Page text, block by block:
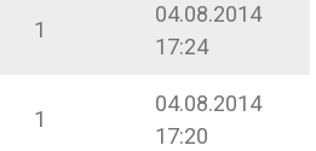
1
04.08.2014
17:24
1
04.08.2014
17:20